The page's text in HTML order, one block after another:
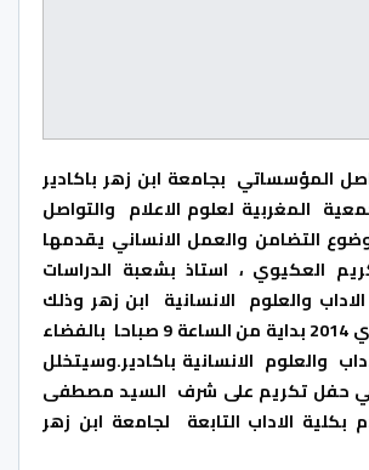
المؤسساتي بجامعة ابن زهر باكادير
المغربية لعلوم الاعلام والتواصل
التضامن والعمل الانساني يقدمها
العكيوي ، استاذ بشعبة الدراسات
والعلوم الانسانية ابن زهر وذلك
يوم السبت 31 ماي 2014 بداية من الساعة 9 صباحا بالفضاء
والعلوم الانسانية باكادير.وسيتخلل
حفل تكريم على شرف السيد مصطفى
بكلية الاداب التابعة لجامعة ابن زهر